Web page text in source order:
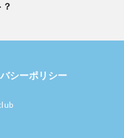
シーポリシー